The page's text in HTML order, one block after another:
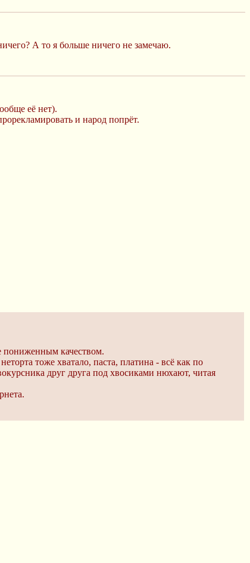
А то я больше ничего не замечаю.
её нет).
и народ попрёт.
пониженным качеством.
тоже хватало, паста, платина - всё как по
друг друга под хвосиками нюхают, читая